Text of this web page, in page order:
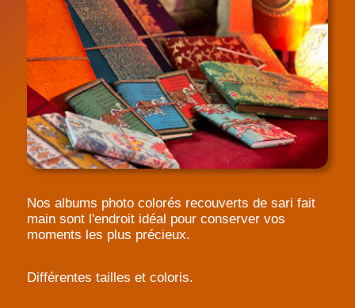
Nos albums photo colorés recouverts de sari fait
main sont l'endroit idéal pour conserver vos
moments les plus précieux.
Différentes tailles et coloris.